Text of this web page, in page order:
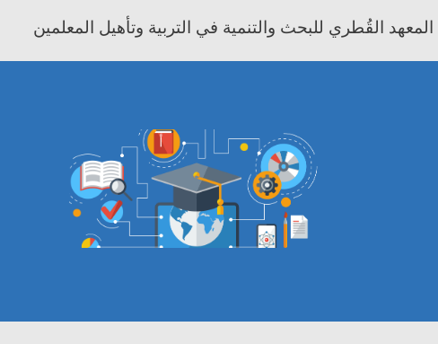
القُطري للبحث والتنمية في التربية وتأهيل المعلمين